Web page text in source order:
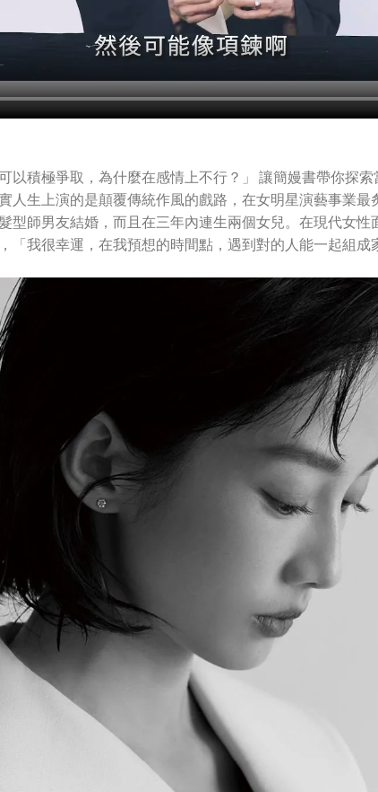
以積極爭取，為什麼在感情上不行？」 讓簡嫚書帶你探
人生上演的是顛覆傳統作風的戲路，在女明星演藝事業
型師男友結婚，而且在三年內連生兩個女兒。在現代女性
「我很幸運，在我預想的時間點，遇到對的人能一起組